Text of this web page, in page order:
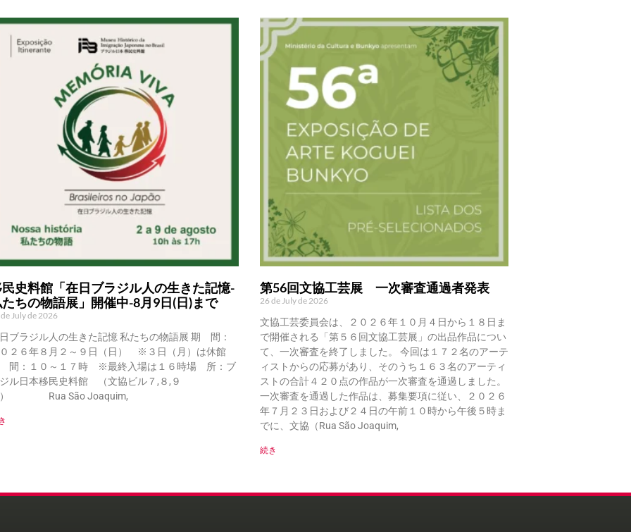
史料館「在日ブラジル人の生きた記憶-
ちの物語展」開催中-8月9日(日)まで
July de 2026
ブラジル人の生きた記憶 私たちの物語展 期 間：
２６年８月２～９日（日） ※３日（月）は休館
間：１０～１７時 ※最終入場は１６時場 所：ブ
ル日本移民史料館 （文協ビル７,８,９
） Rua São Joaquim,
第56回文協工芸展 一次審査通過者発表
26 de July de 2026
文協工芸委員会は、２０２６年１０月４日から１８日ま
で開催される「第５６回文協工芸展」の出品作品につい
て、一次審査を終了しました。 今回は１７２名のアーテ
ィストからの応募があり、そのうち１６３名のアーティ
ストの合計４２０点の作品が一次審査を通過しました。
一次審査を通過した作品は、募集要項に従い、２０２６
年７月２３日および２４日の午前１０時から午後５時ま
でに、文協（Rua São Joaquim,
続き